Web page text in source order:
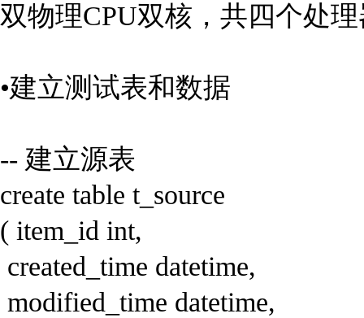
双物理CPU双核，共四个处
•建立测试表和数据
-- 建立源表
create table t_source
( item_id int,
created_time datetime,
modified_time datetime,